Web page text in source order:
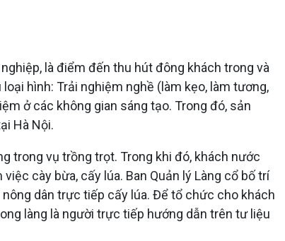
là điểm đến thu hút đông khách trong và
hình: Trải nghiệm nghề (làm kẹo, làm tương,
ở các không gian sáng tạo. Trong đó, sản
Hà Nội.
trong vụ trồng trọt. Trong khi đó, khách nước
cày bừa, cấy lúa. Ban Quản lý Làng cổ bố trí
dân trực tiếp cấy lúa. Để tổ chức cho khách
làng là người trực tiếp hướng dẫn trên tư liệu